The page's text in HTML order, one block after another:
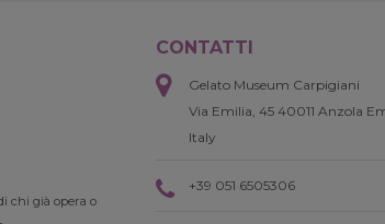
chi già opera o
CONTATTI
Gelato Museum Carpigiani
Via Emilia, 45 40011 Anzola
Italy
+39 051 6505306